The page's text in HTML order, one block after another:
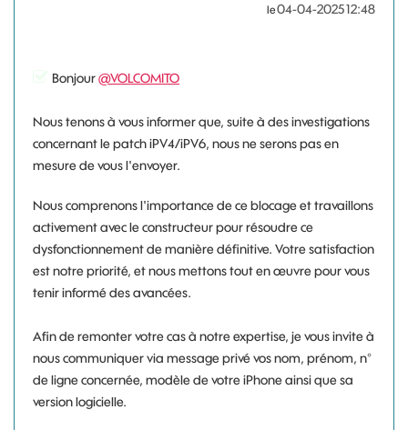
le‎04-04-202512:48
Bonjour@VOLCOMITO
Nous tenons à vous informer que, suite à des investigations
concernant le patch iPV4/iPV6, nous ne serons pas en
mesure de vous l'envoyer.
Nous comprenons l'importance de ce blocage et travaillons
activement avec le constructeur pour résoudre ce
dysfonctionnement de manière définitive. Votre satisfaction
est notre priorité, et nous mettons tout en œuvre pour vous
tenir informé des avancées.
Afin de remonter votre cas à notre expertise, je vous invite à
nous communiquer via message privé vos nom, prénom, n°
de ligne concernée, modèle de votre iPhone ainsi que sa
version logicielle.